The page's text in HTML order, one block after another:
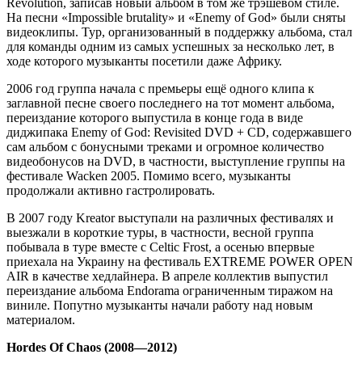
Revolution, записав новый альбом в том же трэшевом стиле.
На песни «Impossible brutality» и «Enemy of God» были сняты
видеоклипы. Тур, организованный в поддержку альбома, стал
для команды одним из самых успешных за несколько лет, в
ходе которого музыканты посетили даже Африку.
2006 год группа начала с премьеры ещё одного клипа к
заглавной песне своего последнего на тот момент альбома,
переиздание которого выпустила в конце года в виде
диджипака Enemy of God: Revisited DVD + CD, содержавшего
сам альбом c бонусными треками и огромное количество
видеобонусов на DVD, в частности, выступление группы на
фестивале Wacken 2005. Помимо всего, музыканты
продолжали активно гастролировать.
В 2007 году Kreator выступали на различных фестивалях и
выезжали в короткие туры, в частности, весной группа
побывала в туре вместе с Celtic Frost, а осенью впервые
приехала на Украину на фестиваль EXTREME POWER OPEN
AIR в качестве хедлайнера. В апреле коллектив выпустил
переиздание альбома Endorama ограниченным тиражом на
виниле. Попутно музыканты начали работу над новым
материалом.
Hordes Of Chaos (2008—2012)